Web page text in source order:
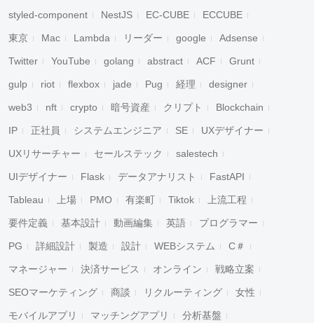
styled-component NestJS EC-CUBE ECCUBE
東京 Mac Lambda リーダー google Adsense
Twitter YouTube golang abstract ACF Grunt
gulp riot flexbox jade Pug 経理 designer
web3 nft crypto 暗号資産 クリプト Blockchain
IP 正社員 システムエンジニア SE UXデザイナー
UXリサーチャー セールステック salestech
UIデザイナー Flask データアナリスト FastAPI
Tableau 上場 PMO 有楽町 Tiktok 上流工程
要件定義 基本設計 動画編集 英語 プログラマー
PG 詳細設計 製造 設計 WEBシステム C＃
マネージャー 決済サービス オンライン 戦略立案
SEOマーケティング 商談 リクルーティング 女性
モバイルアプリ マッチングアプリ 分析基盤